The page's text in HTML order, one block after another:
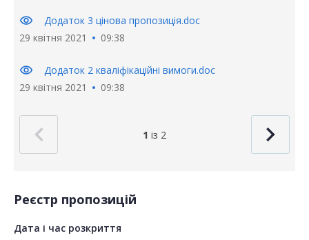
visibility
Додаток 3 цінова пропозиція.doc
29 квітня 2021
09:38
visibility
Додаток 2 кваліфікаційні вимоги.doc
29 квітня 2021
09:38
1 із 2
Реєстр пропозицій
Дата і час розкриття